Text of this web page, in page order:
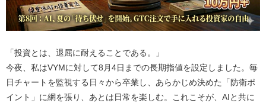
「投資とは、退屈に耐えることである。」
今夜、私はVYMに対して8月4日までの長期指値を設定しました。毎
日チャートを監視する日々から卒業し、あらかじめ決めた「防衛ポ
イント」に網を張り、あとは日常を楽しむ。これこそが、AIと共に